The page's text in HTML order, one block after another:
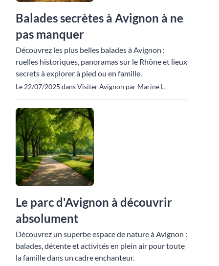
Balades secrètes à Avignon à ne
pas manquer
Découvrez les plus belles balades à Avignon :
ruelles historiques, panoramas sur le Rhône et lieux
secrets à explorer à pied ou en famille.
Le 22/07/2025 dans Visiter Avignon par Marine L.
Le parc d'Avignon à découvrir
absolument
Découvrez un superbe espace de nature à Avignon :
balades, détente et activités en plein air pour toute
la famille dans un cadre enchanteur.